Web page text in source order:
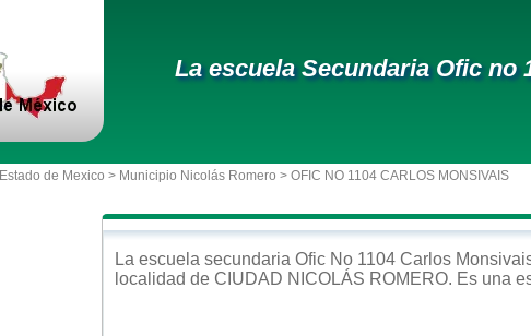
La escuela Secundaria Ofic no
Estado de Mexico > Municipio Nicolás Romero > OFIC NO 1104 CARLOS MONSIVAIS
La escuela secundaria Ofic No 1104 Carlos
localidad de CIUDAD NICOLÁS ROMERO. Es una